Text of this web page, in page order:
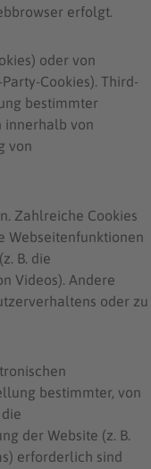
erfolgt.
oder von
Cookies). Third-
bestimmter
innerhalb von
von
Zahlreiche Cookies
Webseitenfunktionen
B. die
Videos). Andere
oder zu
bestimmter, von
der Website (z. B.
erforderlich sind